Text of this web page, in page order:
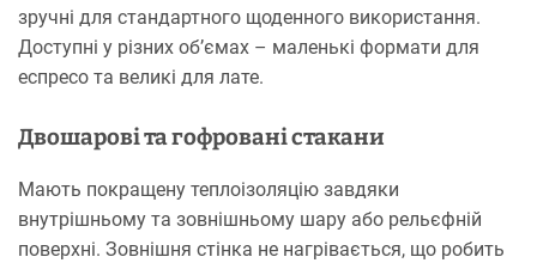
зручні для стандартного щоденного використання.
Доступні у різних об’ємах – маленькі формати для
еспресо та великі для лате.
Двошарові та гофровані стакани
Мають покращену теплоізоляцію завдяки
внутрішньому та зовнішньому шару або рельєфній
поверхні. Зовнішня стінка не нагрівається, що робить